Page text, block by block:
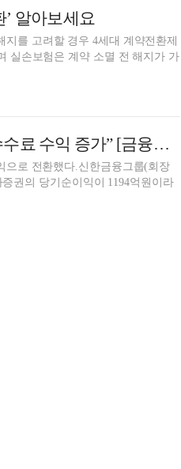
알아보세요
를 고려할 경우 4세대 계약전환제
신한투자증권, 손실에서 이익으로… “수수료 수익 증가” [금융사 2023 1분기 실적]
으로 전환했다.신한금융그룹(회장
권의 당기순이익이 1194억원이라